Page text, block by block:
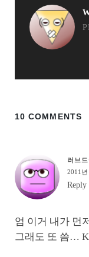
10 COMMENTS
러브드
2011년
Reply
엄 이거 내가 먼
그래도 또 씀…